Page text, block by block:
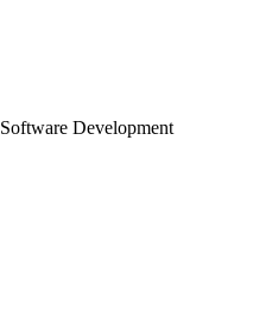
Software Development